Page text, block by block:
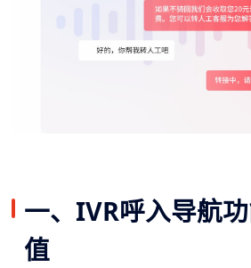
一、IVR呼入导航
值